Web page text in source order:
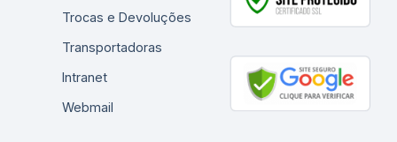
Trocas e Devoluções
Transportadoras
Intranet
Webmail